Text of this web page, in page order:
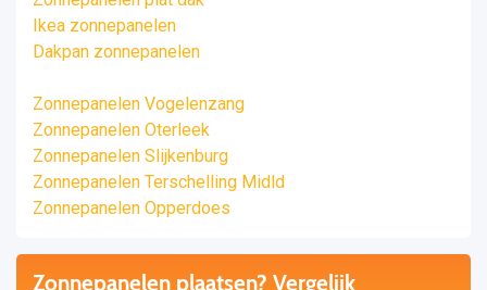
Ikea zonnepanelen
Dakpan zonnepanelen
Zonnepanelen Vogelenzang
Zonnepanelen Oterleek
Zonnepanelen Slijkenburg
Zonnepanelen Terschelling Midld
Zonnepanelen Opperdoes
Zonnepanelen plaatsen? Vergelijk